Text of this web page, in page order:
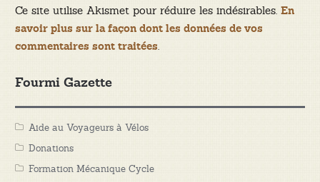
Ce site utilise Akismet pour réduire les indésirables. En
savoir plus sur la façon dont les données de vos
commentaires sont traitées.
Fourmi Gazette
Aide au Voyageurs à Vélos
Donations
Formation Mécanique Cycle